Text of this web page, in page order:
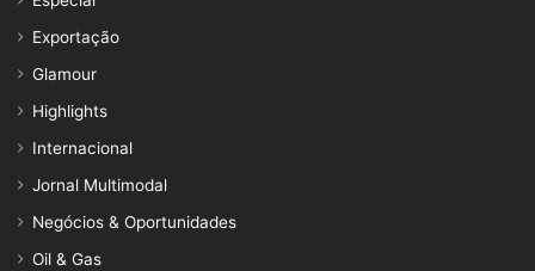
Exportação
Glamour
Highlights
Internacional
Jornal Multimodal
Negócios & Oportunidades
Oil & Gas